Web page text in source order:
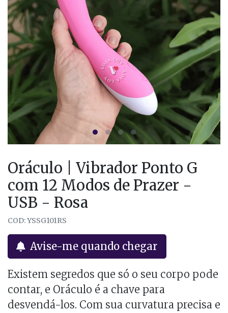
Oráculo | Vibrador Ponto G
com 12 Modos de Prazer -
USB - Rosa
COD: YSSG101RS
Avise-me quando chegar
Existem segredos que só o seu corpo pode
contar, e Oráculo é a chave para
desvendá-los. Com sua curvatura precisa e